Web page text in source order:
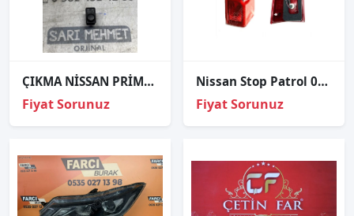
ÇIKMA NİSSAN PRİMERA FAR AYAR DÜĞMESİ
Fiyat Sorunuz
Nissan Stop Patrol 02-03 Sağ
Fiyat Sorunuz